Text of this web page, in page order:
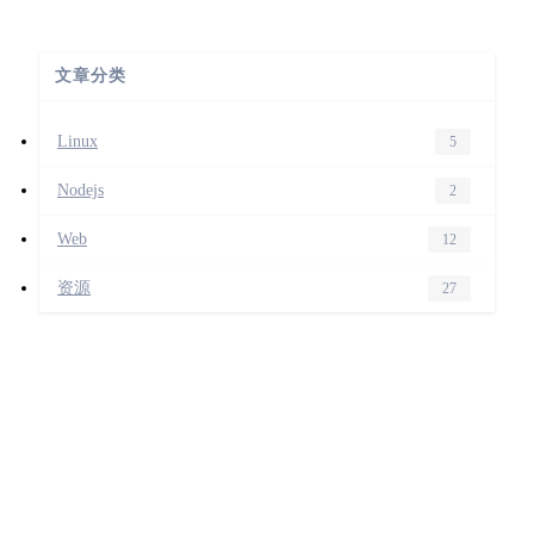
文章分类
Linux 5
Nodejs 2
Web 12
资源 27